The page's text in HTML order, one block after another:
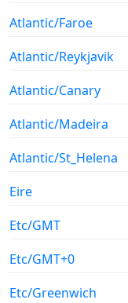
Atlantic/Faroe
Atlantic/Reykjavik
Atlantic/Canary
Atlantic/Madeira
Atlantic/St_Helena
Eire
Etc/GMT
Etc/GMT+0
Etc/Greenwich